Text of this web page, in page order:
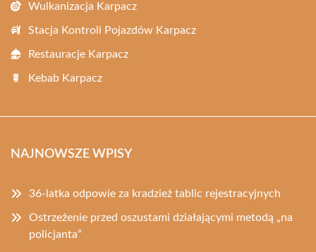
Wulkanizacja Karpacz
Stacja Kontroli Pojazdów Karpacz
Restauracje Karpacz
Kebab Karpacz
NAJNOWSZE WPISY
36-latka odpowie za kradzież tablic rejestracyjnych
Ostrzeżenie przed oszustami działającymi metodą „na
policjanta”